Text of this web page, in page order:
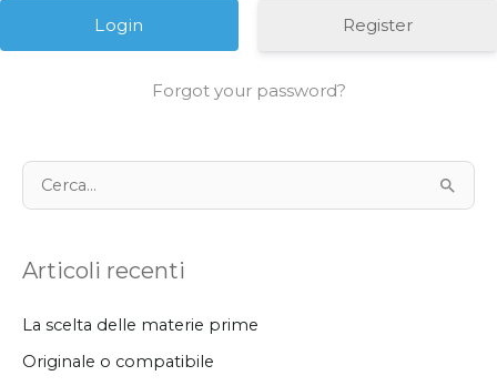
Register
Forgot your password?
a
Articoli recenti
La scelta delle materie prime
Originale o compatibile